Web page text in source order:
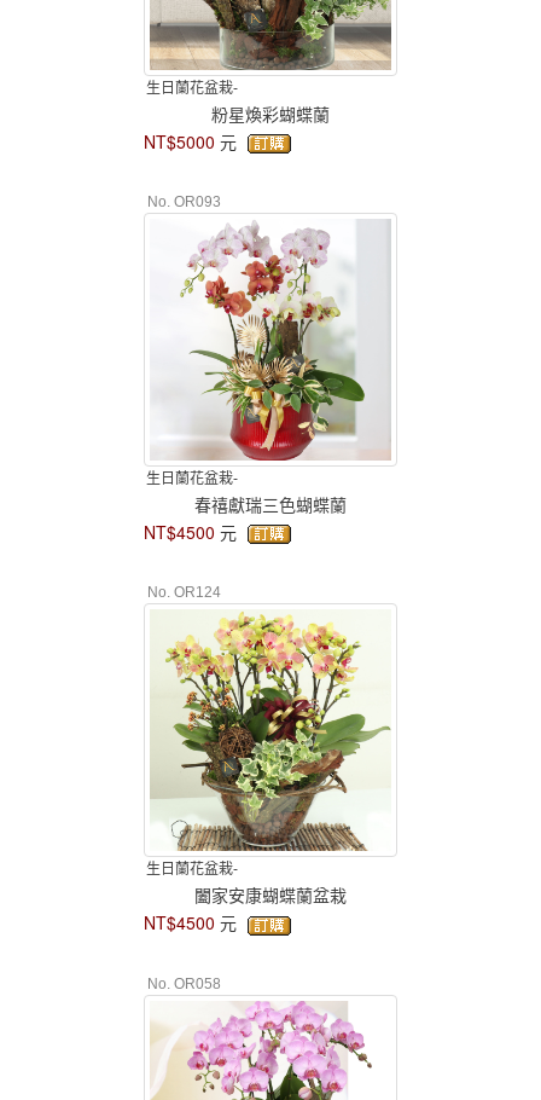
生日蘭花盆栽-
粉星煥彩蝴蝶蘭
NT$5000 元
No. OR093
生日蘭花盆栽-
春禧獻瑞三色蝴蝶蘭
NT$4500 元
No. OR124
生日蘭花盆栽-
闔家安康蝴蝶蘭盆栽
NT$4500 元
No. OR058